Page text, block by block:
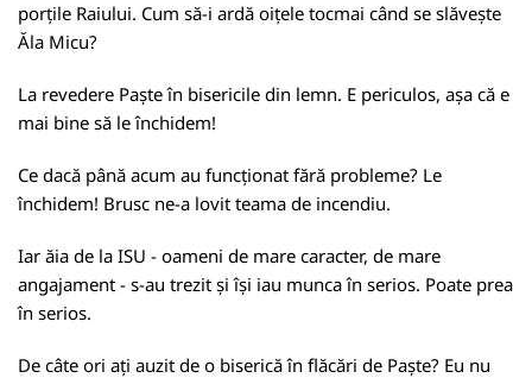
porțile Raiului. Cum să-i ardă oițele tocmai când se slăvește
Ăla Micu?
La revedere Paște în bisericile din lemn. E periculos, așa că e
mai bine să le închidem!
Ce dacă până acum au funcționat fără probleme? Le
închidem! Brusc ne-a lovit teama de incendiu.
Iar ăia de la ISU - oameni de mare caracter, de mare
angajament - s-au trezit și își iau munca în serios. Poate prea
în serios.
De câte ori ați auzit de o biserică în flăcări de Paște? Eu nu